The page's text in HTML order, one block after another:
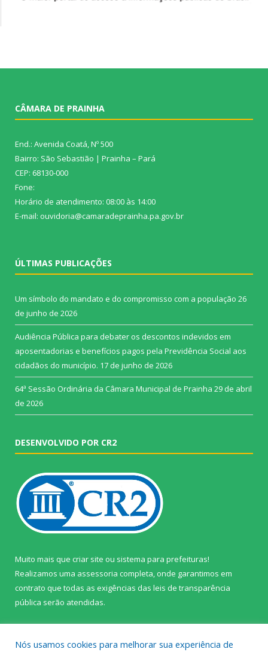
CÂMARA DE PRAINHA
End.: Avenida Coatá, Nº 500
Bairro: São Sebastião | Prainha – Pará
CEP: 68130-000
Fone:
Horário de atendimento: 08:00 às 14:00
E-mail: ouvidoria@camaradeprainha.pa.gov.br
ÚLTIMAS PUBLICAÇÕES
Um símbolo do mandato e do compromisso com a população 26
de junho de 2026
Audiência Pública para debater os descontos indevidos em
aposentadorias e benefícios pagos pela Previdência Social aos
cidadãos do município. 17 de junho de 2026
64ª Sessão Ordinária da Câmara Municipal de Prainha 29 de abril
de 2026
DESENVOLVIDO POR CR2
Muito mais que criar site ou sistema para prefeituras!
Realizamos uma assessoria completa, onde garantimos em
contrato que todas as exigências das leis de transparência
pública serão atendidas.
Nós usamos cookies para melhorar sua experiência de